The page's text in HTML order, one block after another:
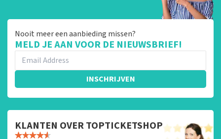
Nooit meer een aanbieding missen?
MELD JE AAN VOOR DE NIEUWSBRIEF!
INSCHRIJVEN
KLANTEN OVER TOPTICKETSHOP